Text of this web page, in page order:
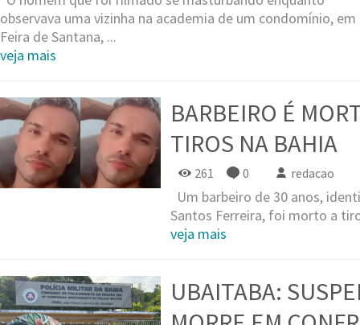
observava uma vizinha na academia de um condomínio, em
Feira de Santana, ...
veja mais
BARBEIRO É
TIROS NA BAHIA
261 0 redacao
Um barbeiro de 30 anos,
Santos Ferreira, foi morto a
veja mais
UBAITABA: